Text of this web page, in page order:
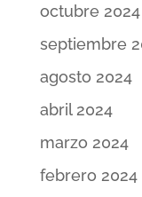
octubre 2024
septiembre
agosto 2024
abril 2024
marzo 2024
febrero 2024